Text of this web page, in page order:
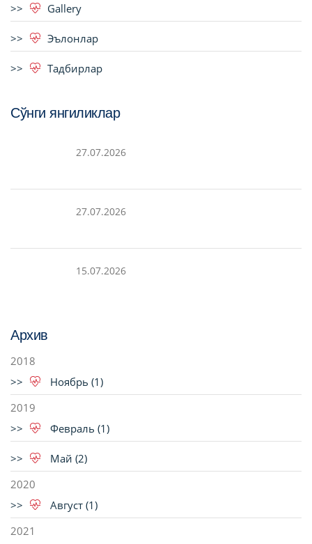
Gallery
Эълонлар
Тадбирлар
Сўнги янгиликлар
27.07.2026
27.07.2026
15.07.2026
Архив
2018
Ноябрь (1)
2019
Февраль (1)
Май (2)
2020
Август (1)
2021